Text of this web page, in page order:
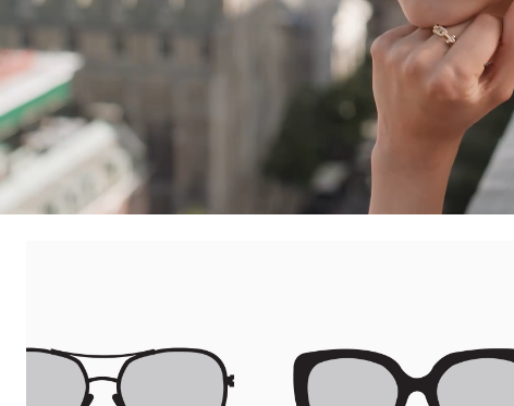
티파니 다이아몬드 전문가와의 상담을 예약하거나
00:09 / 00:15